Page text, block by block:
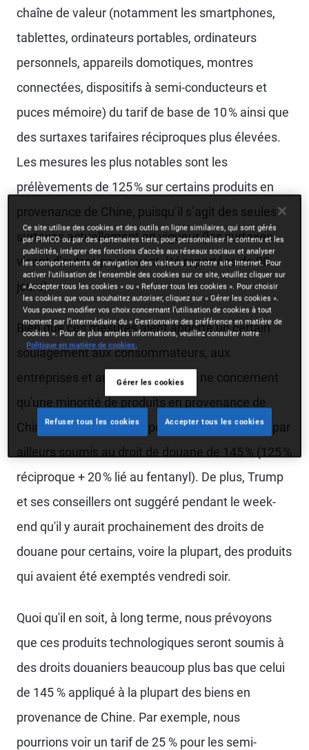
chaîne de valeur (notamment les smartphones,
tablettes, ordinateurs portables, ordinateurs
personnels, appareils domotiques, montres
connectées, dispositifs à semi-conducteurs et
puces mémoire) du tarif de base de 10 % ainsi que
des surtaxes tarifaires réciproques plus élevées.
Les mesures les plus notables sont les
prélèvements de 125 % sur certains produits en
provenance de Chine, puisqu’il s’agit des seules
surtaxes actuellement en vigueur (les surtaxes
visant d’autres pays ayant été reportées de 90
jours).
Bien que ces mesures aient apporté un certain
soulagement aux consommateurs, aux
entreprises et aux marchés, elles ne concernent
qu'une minorité de produits en provenance de
Chine, même si les plus populaires, qui restent par
ailleurs soumis au droit de douane de 145 % (125 %
réciproque + 20 % lié au fentanyl). De plus, Trump
et ses conseillers ont suggéré pendant le week-
end qu'il y aurait prochainement des droits de
douane pour certains, voire la plupart, des produits
qui avaient été exemptés vendredi soir.
Quoi qu'il en soit, à long terme, nous prévoyons
que ces produits technologiques seront soumis à
des droits douaniers beaucoup plus bas que celui
de 145 % appliqué à la plupart des biens en
provenance de Chine. Par exemple, nous
pourrions voir un tarif de 25 % pour les semi-
Ce site utilise des cookies et des outils en ligne similaires, qui sont gérés
par PIMCO ou par des partenaires tiers, pour personnaliser le contenu et les
publicités, intégrer des fonctions d’accès aux réseaux sociaux et analyser
les comportements de navigation des visiteurs sur notre site Internet. Pour
activer l'utilisation de l'ensemble des cookies sur ce site, veuillez cliquer sur
« Accepter tous les cookies » ou « Refuser tous les cookies ». Pour choisir
les cookies que vous souhaitez autoriser, cliquez sur « Gérer les cookies ».
Vous pouvez modifier vos choix concernant l’utilisation de cookies à tout
moment par l’intermédiaire du « Gestionnaire des préférence en matière de
cookies ». Pour de plus amples informations, veuillez consulter notre
Politique en matière de cookies.
Gérer les cookies
Refuser tous les cookies Accepter tous les cookies